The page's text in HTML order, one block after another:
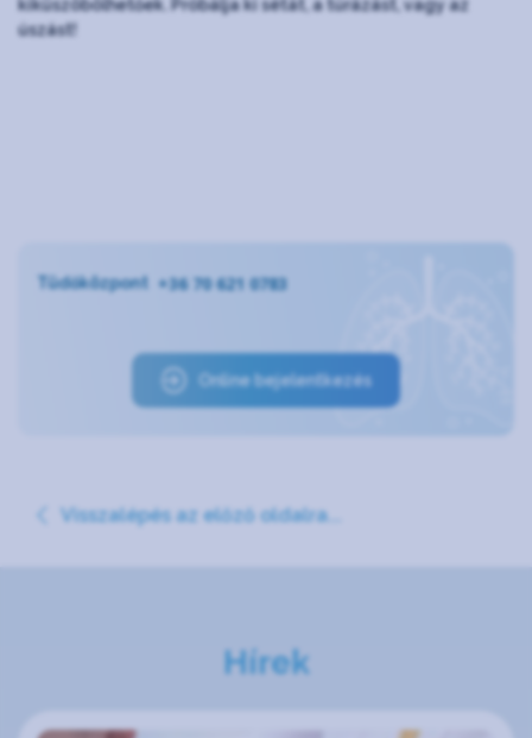
kiküszöbölhetőek. Próbálja ki sétát, a túrázást, vagy az
úszást!
Tüdőközpont +36 70 621 0783
Online bejelentkezés
Visszalépés az előző oldalra...
Hírek